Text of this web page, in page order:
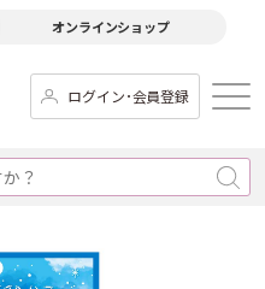
オンラインショップ
ログイン･会員登録